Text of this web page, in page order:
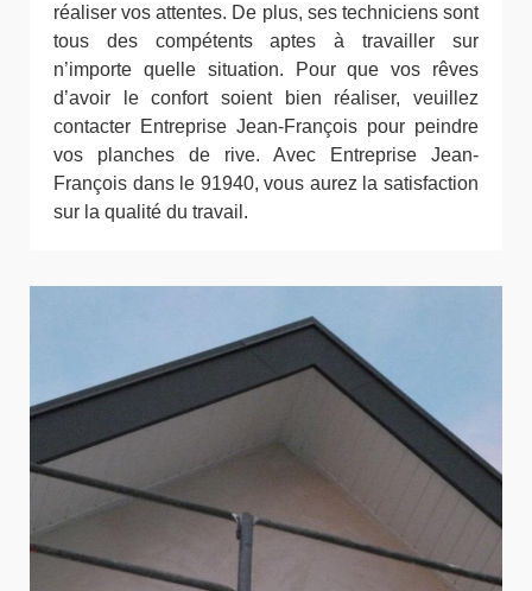
réaliser vos attentes. De plus, ses techniciens sont
tous des compétents aptes à travailler sur
n’importe quelle situation. Pour que vos rêves
d’avoir le confort soient bien réaliser, veuillez
contacter Entreprise Jean-François pour peindre
vos planches de rive. Avec Entreprise Jean-
François dans le 91940, vous aurez la satisfaction
sur la qualité du travail.